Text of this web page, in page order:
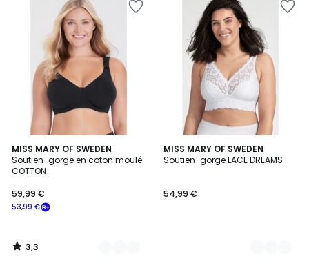
MISS MARY OF SWEDEN
Soutien-gorge en coton moulé
COTTON
53,99 €
59,99 €
3,3
/ 5
2
Couleurs
3,3
/
MISS MARY OF SWEDEN
Soutien-gorge LACE DREAMS
54,99 €
2
Couleurs